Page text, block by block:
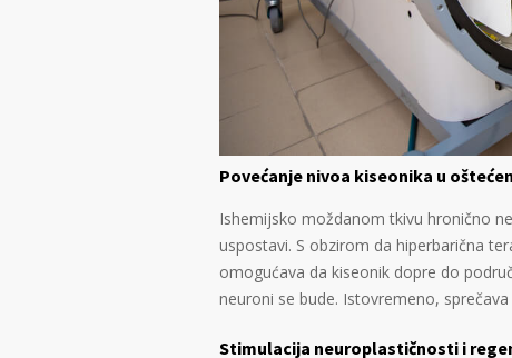
Povećanje nivoa kiseonika u
Ishemijsko moždanom tkivu hronično
uspostavi. S obzirom da hiperbarična
omogućava da kiseonik dopre do
neuroni se bude. Istovremeno,
Stimulacija neuroplastičnosti i